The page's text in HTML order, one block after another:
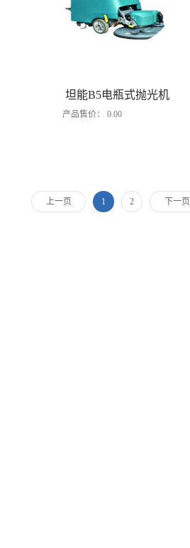
坦能B5电瓶式抛光机
产品售价： 0.00
上一页 1 2 下一页